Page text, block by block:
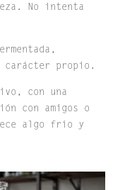
No intenta
carácter propio.
con una
con amigos o
algo frío y